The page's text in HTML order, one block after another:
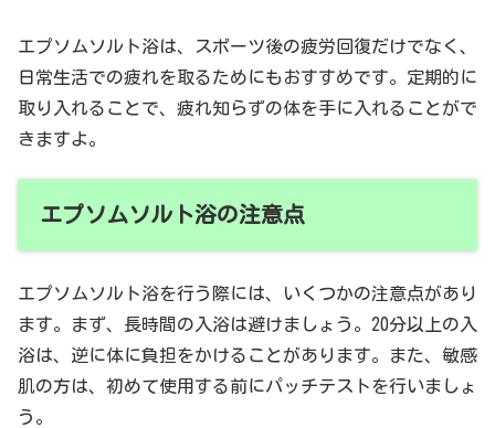
エプソムソルト浴は、スポーツ後の疲労回復だけでなく、
日常生活での疲れを取るためにもおすすめです。定期的に
取り入れることで、疲れ知らずの体を手に入れることがで
きますよ。
エプソムソルト浴の注意点
エプソムソルト浴を行う際には、いくつかの注意点があり
ます。まず、長時間の入浴は避けましょう。20分以上の入
浴は、逆に体に負担をかけることがあります。また、敏感
肌の方は、初めて使用する前にパッチテストを行いましょ
う。